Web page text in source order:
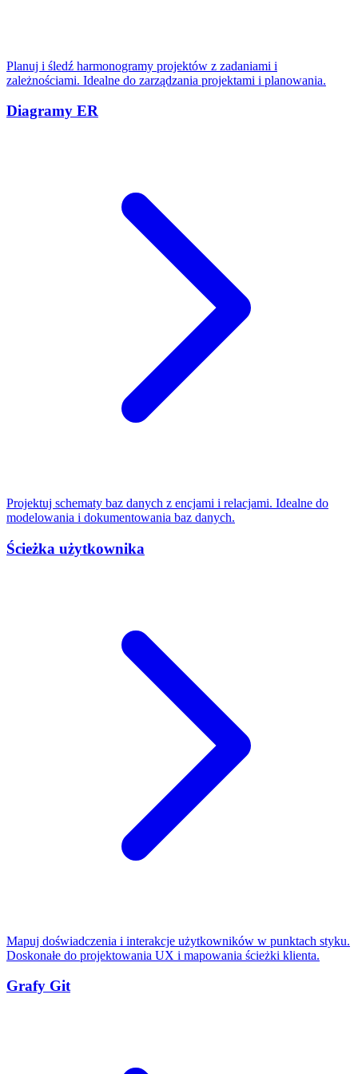
Planuj i śledź harmonogramy projektów z zadaniami i
zależnościami. Idealne do zarządzania projektami i planowania.
Diagramy ER
Projektuj schematy baz danych z encjami i relacjami. Idealne do
modelowania i dokumentowania baz danych.
Ścieżka użytkownika
Mapuj doświadczenia i interakcje użytkowników w punktach styku.
Doskonałe do projektowania UX i mapowania ścieżki klienta.
Grafy Git